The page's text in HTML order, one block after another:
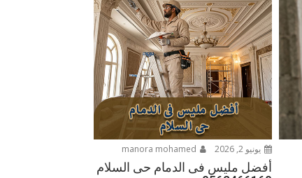
يونيو 2, 2026
أفضل مليس فى الدمام حى السلام